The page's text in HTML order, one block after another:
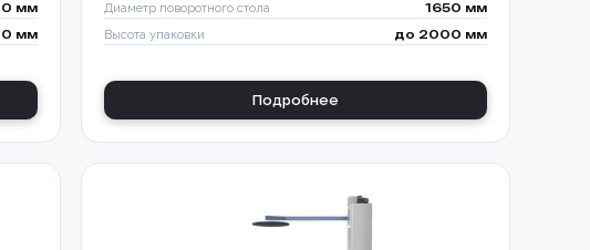
мм
мм
Диаметр поворотного стола 1650 мм
Высота упаковки до 2000 мм
Подробнее